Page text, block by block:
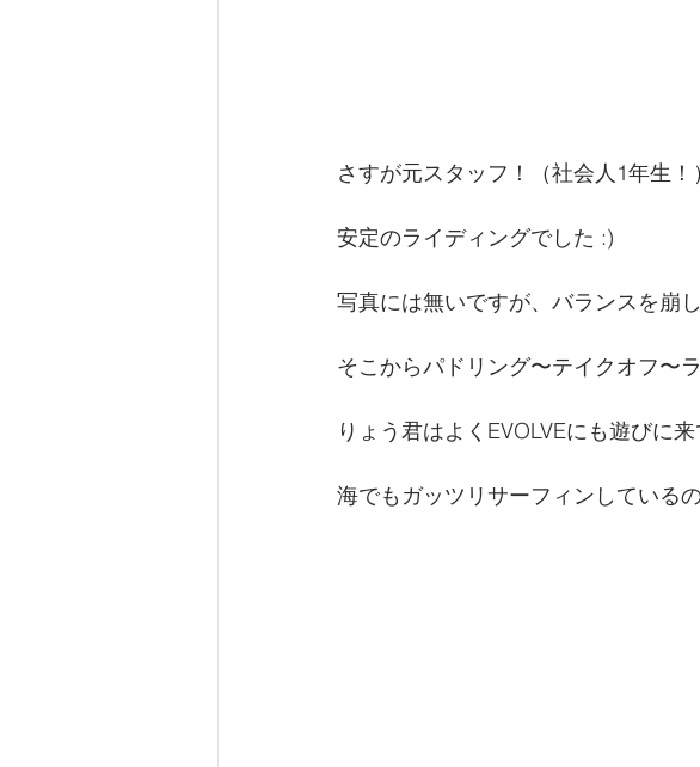
さすが元スタッフ！（社会人1年生！）
安定のライディングでした :)
写真には無いですが、バランスを崩
そこからパドリング〜テイクオフ〜
りょう君はよくEVOLVEにも遊びに
海でもガッツリサーフィンしている